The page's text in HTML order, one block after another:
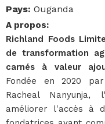
Pays: Ouganda
A propos:
Richland Foods
de transformation
carnés à valeur
Fondée en 2020
Racheal
améliorer l'accès à